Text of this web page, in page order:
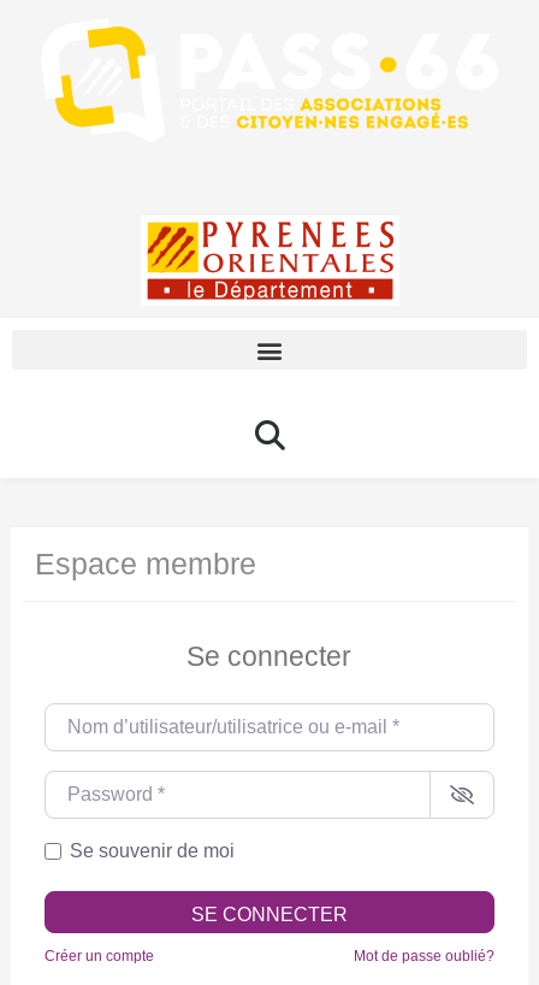
Espace membre
Se connecter
Nom d’utilisateur/utilisatrice ou e-mail
Password
Se souvenir de moi
SE CONNECTER
Créer un compte Mot de passe oublié?